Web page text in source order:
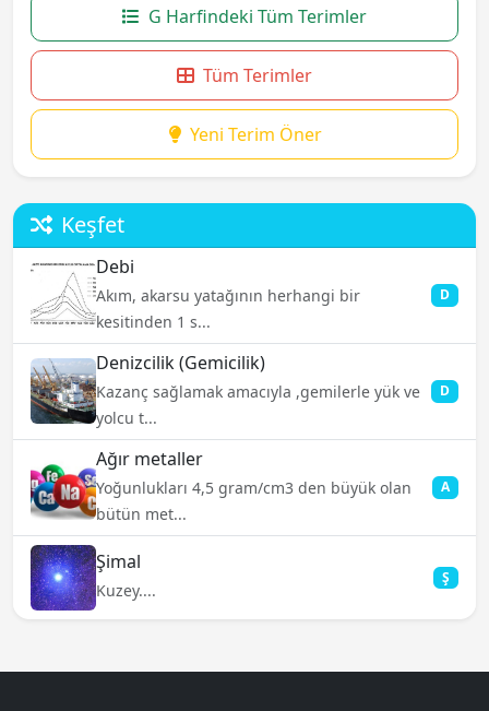
G Harfindeki Tüm Terimler
Tüm Terimler
Yeni Terim Öner
Keşfet
Debi
Akım, akarsu yatağının herhangi bir
kesitinden 1 s...
D
Denizcilik (Gemicilik)
Kazanç sağlamak amacıyla ,gemilerle yük ve
yolcu t...
D
Ağır metaller
Yoğunlukları 4,5 gram/cm3 den büyük olan
bütün met...
A
Şimal
Kuzey....
Ş